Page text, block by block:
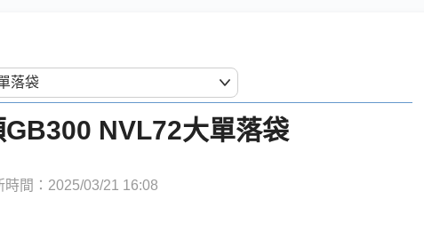
NVL72大單落袋
時間：2025/03/21 16:08